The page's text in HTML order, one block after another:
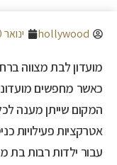
hollywood ינואר 30, 2021
מועדון לבת מצווה
כאשר מחפשים
המקום שייתן מענה
אטרקציות פעילויות
עבור ילדות רבות בת